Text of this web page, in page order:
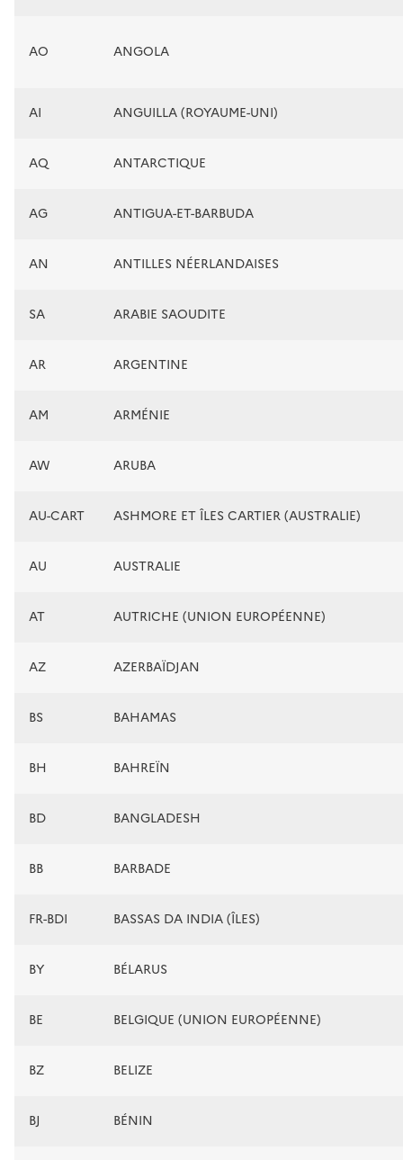
AO ANGOLA
AI ANGUILLA (ROYAUME-UNI)
AQ ANTARCTIQUE
AG ANTIGUA-ET-BARBUDA
AN ANTILLES NÉERLANDAISES
SA ARABIE SAOUDITE
AR ARGENTINE
AM ARMÉNIE
AW ARUBA
AU-CART ASHMORE ET ÎLES CARTIER (AUSTRALIE)
AU AUSTRALIE
AT AUTRICHE (UNION EUROPÉENNE)
AZ AZERBAÏDJAN
BS BAHAMAS
BH BAHREÏN
BD BANGLADESH
BB BARBADE
FR-BDI BASSAS DA INDIA (ÎLES)
BY BÉLARUS
BE BELGIQUE (UNION EUROPÉENNE)
BZ BELIZE
BJ BÉNIN